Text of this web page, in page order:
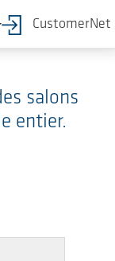
CustomerNet
salons
entier.